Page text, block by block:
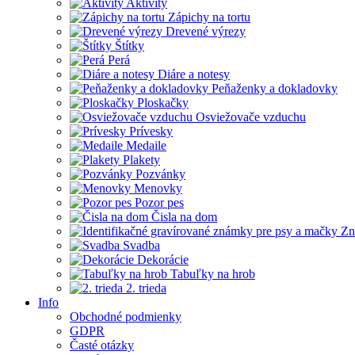
Aktivity
Zápichy na tortu
Drevené výrezy
Štítky
Perá
Diáre a notesy
Peňaženky a dokladovky
Ploskačky
Osviežovače vzduchu
Prívesky
Medaile
Plakety
Pozvánky
Menovky
Pozor pes
Čisla na dom
Svadba
Dekorácie
Tabuľky na hrob
2. trieda
Info
Obchodné podmienky
GDPR
Časté otázky